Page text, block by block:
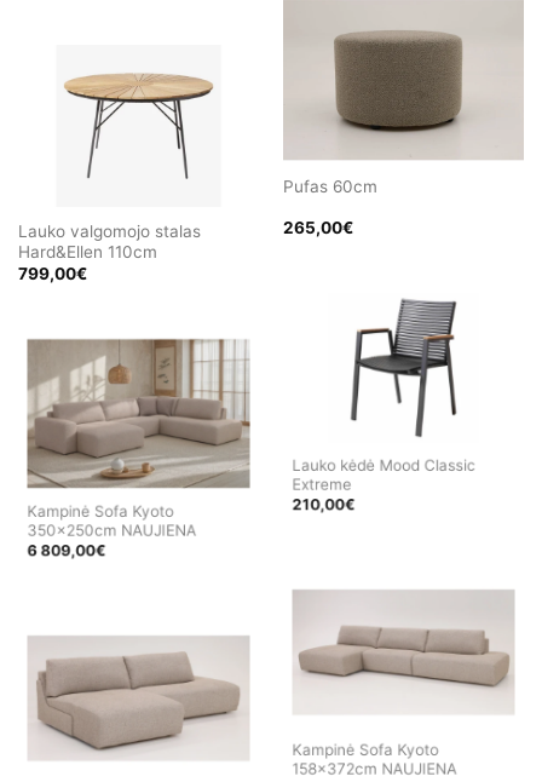
Pufas 60cm
265,00€
Lauko valgomojo stalas
Hard&Ellen 110cm
799,00€
Lauko kėdė Mood Classic
Extreme
210,00€
Kampinė Sofa Kyoto
350x250cm NAUJIENA
6 809,00€
Kampinė Sofa Kyoto
158x372cm NAUJIENA